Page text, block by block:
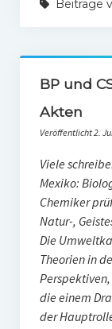
Social Media
PR-Theorie
PR-Ethik
PR-Literatur
PR-Studien
Gesellschaft &
Infografik-
17 Ziele
Impressum
Beiträge
BP und
Akten
Veröffentlicht 2.
Viele
Mexiko:
Chemiker
Natur-,
Die
Theorien in
die einem
der